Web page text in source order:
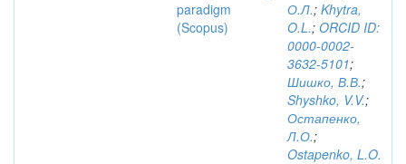
paradigm
(Scopus)
О.Л.; Khytra,
O.L.; ORCID ID:
0000-0002-
3632-5101;
Шишко, В.В.;
Shyshko, V.V.;
Остапенко,
Л.О.;
Ostapenko, L.O.